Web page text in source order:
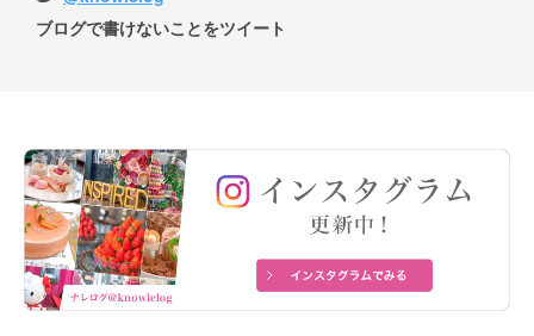
ブログで書けないことをツイート